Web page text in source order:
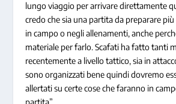
lungo viaggio per arrivare direttamente
credo che sia una partita da preparare
in campo o negli allenamenti, anche
materiale per farlo. Scafati ha fatto tanti
recentemente a livello tattico, sia in
sono organizzati bene quindi dovremo
allertati su certe cose che faranno in